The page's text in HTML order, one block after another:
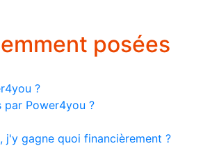
posées
?
Power4you ?
j'y gagne quoi financièrement ?